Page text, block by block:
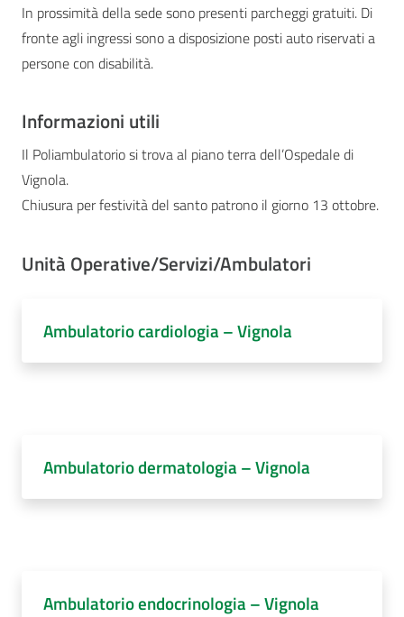
In prossimità della sede sono presenti parcheggi gratuiti. Di
fronte agli ingressi sono a disposizione posti auto riservati a
persone con disabilità.
Informazioni utili
Il Poliambulatorio si trova al piano terra dell’Ospedale di
Vignola.
Chiusura per festività del santo patrono il giorno 13 ottobre.
Unità Operative/Servizi/Ambulatori
Ambulatorio cardiologia – Vignola
Ambulatorio dermatologia – Vignola
Ambulatorio endocrinologia – Vignola